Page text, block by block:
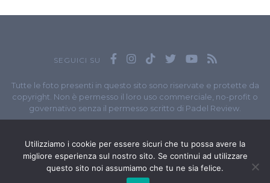
SEGUICI SU
Tutte le foto presenti in questo sito sono riservate e protette da
copyright. Non è permesso il loro uso commerciale, no-profit o
governativo senza il permesso scritto di Padel Review.
// P.I. 11965351007
© Copyright 2020-2026 // Web Developer
Utilizziamo i cookie per essere sicuri che tu possa avere la
migliore esperienza sul nostro sito. Se continui ad utilizzare
questo sito noi assumiamo che tu ne sia felice.